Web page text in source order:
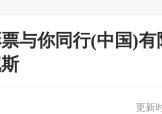
与你同行(中国)有
更新